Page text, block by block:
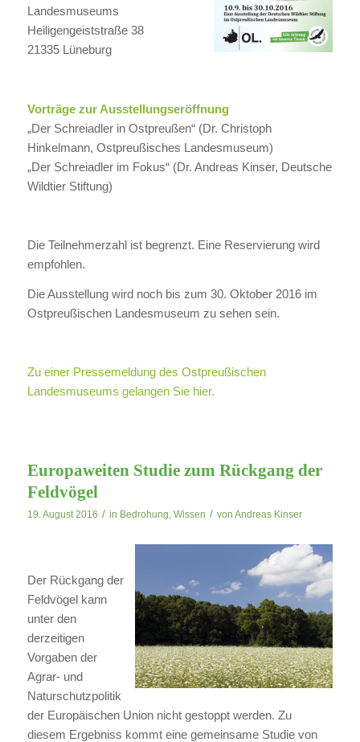
Landesmuseums
Heiligengeiststraße 38
21335 Lüneburg
Vorträge zur Ausstellungseröffnung
„Der Schreiadler in Ostpreußen“ (Dr. Christoph
Hinkelmann, Ostpreußisches Landesmuseum)
„Der Schreiadler im Fokus“ (Dr. Andreas Kinser, Deutsche
Wildtier Stiftung)
Die Teilnehmerzahl ist begrenzt. Eine Reservierung wird
empfohlen.
Die Ausstellung wird noch bis zum 30. Oktober 2016 im
Ostpreußischen Landesmuseum zu sehen sein.
Zu einer Pressemeldung des Ostpreußischen
Landesmuseums gelangen Sie hier.
Europaweiten Studie zum Rückgang der
Feldvögel
19. August 2016 / in Bedrohung, Wissen / von Andreas Kinser
Der Rückgang der
Feldvögel kann
unter den
derzeitigen
Vorgaben der
Agrar- und
Naturschutzpolitik
der Europäischen Union nicht gestoppt werden. Zu
diesem Ergebniss kommt eine gemeinsame Studie von